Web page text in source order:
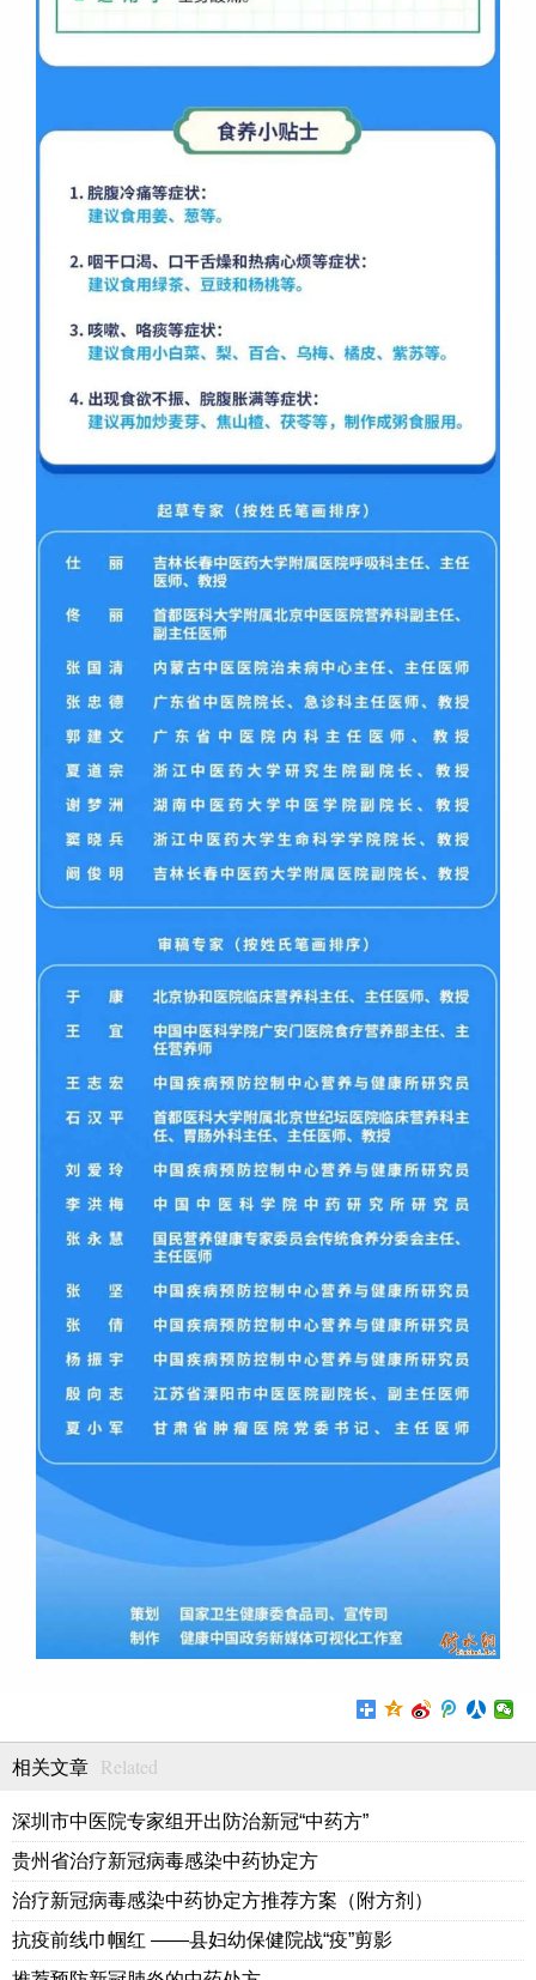
相关文章 Related
深圳市中医院专家组开出防治新冠“中药方”
贵州省治疗新冠病毒感染中药协定方
治疗新冠病毒感染中药协定方推荐方案（附方剂）
抗疫前线巾帼红 ——县妇幼保健院战“疫”剪影